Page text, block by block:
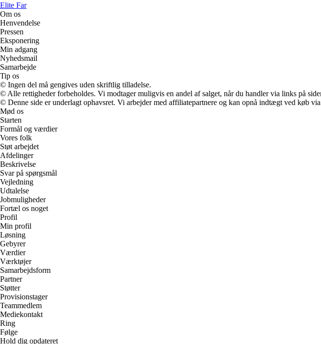
Elite Far
Om os
Henvendelse
Pressen
Eksponering
Min adgang
Nyhedsmail
Samarbejde
Tip os
© Ingen del må gengives uden skriftlig tilladelse.
© Alle rettigheder forbeholdes. Vi modtager muligvis en andel af salget, når du handler via links på
© Denne side er underlagt ophavsret. Vi arbejder med affiliatepartnere og kan opnå indtægt ved køb
Mød os
Starten
Formål og værdier
Vores folk
Støt arbejdet
Afdelinger
Beskrivelse
Svar på spørgsmål
Vejledning
Udtalelse
Jobmuligheder
Fortæl os noget
Profil
Min profil
Løsning
Gebyrer
Værdier
Værktøjer
Samarbejdsform
Partner
Støtter
Provisionstager
Teammedlem
Mediekontakt
Ring
Følge
Hold dig opdateret